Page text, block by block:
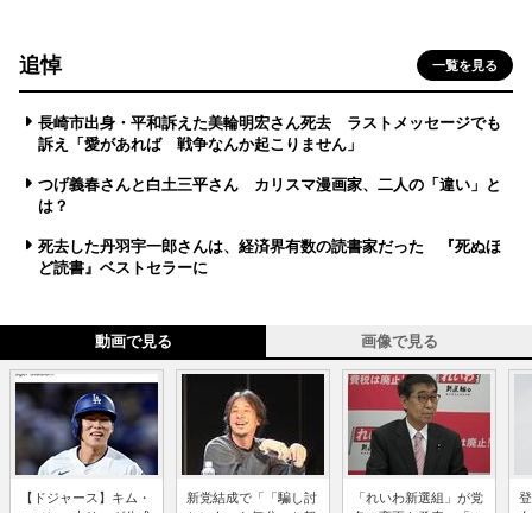
追悼 一覧を見る
長崎市出身・平和訴えた美輪明宏さん死去 ラストメッセージでも
訴え「愛があれば 戦争なんか起こりません」
つげ義春さんと白土三平さん カリスマ漫画家、二人の「違い」と
は？
死去した丹羽宇一郎さんは、経済界有数の読書家だった 『死ぬほ
ど読書』ベストセラーに
動画で見る 画像で見る
【ドジャース】キム・
新党結成で「「騙し討
「れいわ新選組」が党